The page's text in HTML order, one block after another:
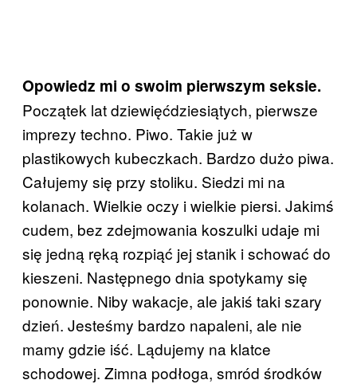
Opowiedz mi o swoim pierwszym seksie.
Początek lat dziewięćdziesiątych, pierwsze
imprezy techno. Piwo. Takie już w
plastikowych kubeczkach. Bardzo dużo piwa.
Całujemy się przy stoliku. Siedzi mi na
kolanach. Wielkie oczy i wielkie piersi. Jakimś
cudem, bez zdejmowania koszulki udaje mi
się jedną ręką rozpiąć jej stanik i schować do
kieszeni. Następnego dnia spotykamy się
ponownie. Niby wakacje, ale jakiś taki szary
dzień. Jesteśmy bardzo napaleni, ale nie
mamy gdzie iść. Lądujemy na klatce
schodowej. Zimna podłoga, smród środków